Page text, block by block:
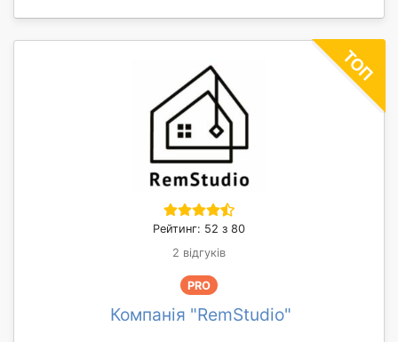
Рейтинг: 52 з 80
2 відгуків
PRO
Компанія "RemStudio"